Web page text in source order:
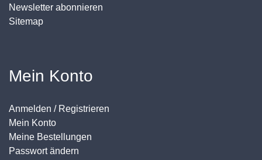
Newsletter abonnieren
Sitemap
Mein Konto
Anmelden / Registrieren
Mein Konto
Meine Bestellungen
Passwort ändern